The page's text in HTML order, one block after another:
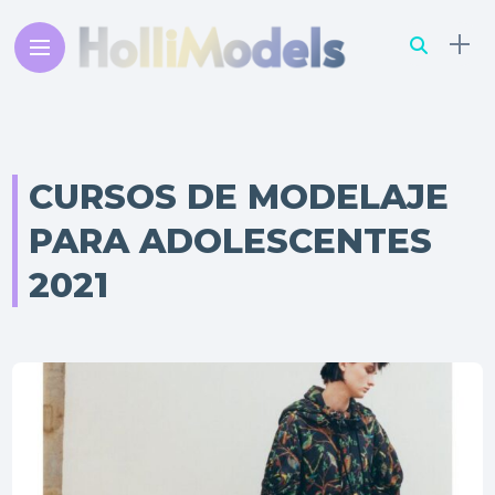
CURSOS DE MODELAJE
PARA ADOLESCENTES
2021